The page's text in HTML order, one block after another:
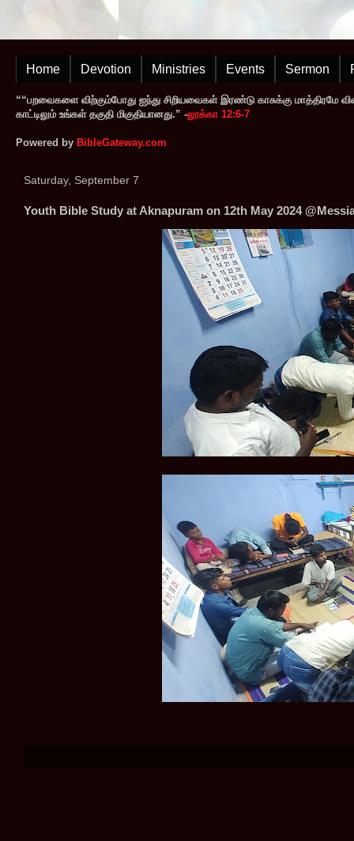
Home Devotion Ministries Events Sermon
““பறவைகளை விற்கும்போது ஐந்து சிறியவைகள் இரண்டு காசுக்கு
காட்டிலும் உங்கள் தகுதி மிகுதியானது.” -லூக்கா 12:6-7
Powered by BibleGateway.com
Saturday, September 7
Youth Bible Study at Aknapuram on 12th May 2024